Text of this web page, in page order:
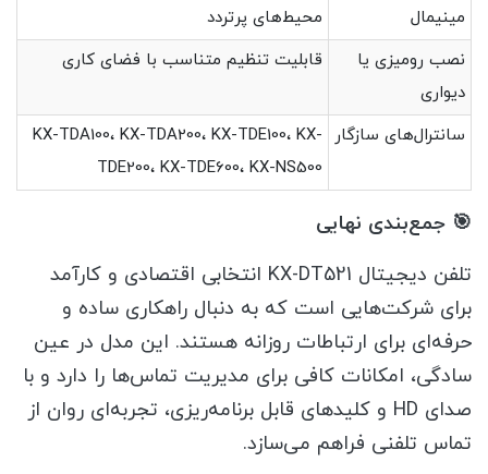
مینیمال
محیط‌های پرتردد
نصب رومیزی یا
دیواری
قابلیت تنظیم متناسب با فضای کاری
سانترال‌های سازگار
KX-TDA100، KX-TDA200، KX-TDE100، KX-
TDE200، KX-TDE600، KX-NS500
🎯 جمع‌بندی نهایی
تلفن دیجیتال KX-DT521 انتخابی اقتصادی و کارآمد
برای شرکت‌هایی است که به دنبال راهکاری ساده و
حرفه‌ای برای ارتباطات روزانه هستند. این مدل در عین
سادگی، امکانات کافی برای مدیریت تماس‌ها را دارد و با
صدای HD و کلیدهای قابل برنامه‌ریزی، تجربه‌ای روان از
تماس تلفنی فراهم می‌سازد.